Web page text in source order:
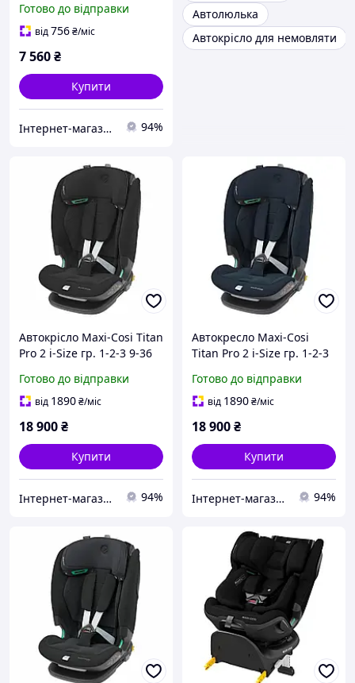
8558750112
Готово до відправки
від756₴/міс
7 560₴
Купити
Інтернет-магазин Mom's mouse 94%
Автолюлька
Автокрісло для немовляти
Автокрісло Maxi-Cosi Titan
Pro 2 i-Size гр. 1-2-3 9-36
8618671111
Готово до відправки
від 1890₴/міс
18 900₴
Купити
Інтернет-магазин Mom's mouse 94%
Автокресло Maxi-Cosi
Titan Pro 2 i-Size гр. 1-2-3
8618477110
Готово до відправки
від 1890₴/міс
18 900₴
Купити
Інтернет-магазин Mom's mouse 94%